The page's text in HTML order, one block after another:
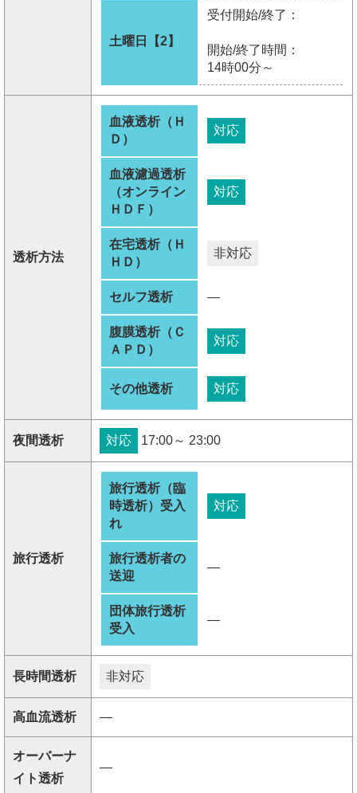
土曜日【2】
受付開始/終了：
開始/終了時間：
14時00分～
透析方法
血液透析（Ｈ
Ｄ）
対応
血液濾過透析
（オンライン
ＨＤＦ）
対応
在宅透析（Ｈ
ＨＤ）
非対応
セルフ透析 ―
腹膜透析（Ｃ
ＡＰＤ）
対応
その他透析 対応
夜間透析 対応 17:00～ 23:00
旅行透析
旅行透析（臨
時透析）受入
れ
対応
旅行透析者の
送迎
―
団体旅行透析
受入
―
長時間透析 非対応
高血流透析 ―
オーバーナ
イト透析
―